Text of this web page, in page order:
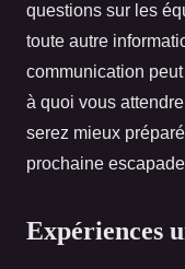
questions sur les
toute autre
communication
à quoi vous
serez mieux
prochaine
Expériences